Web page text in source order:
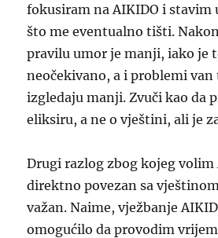
fokusiram na AIKIDO i stavim
što me eventualno tišti.
pravilu umor je manji, iakoje
neočekivano, a i problemi
izgledaju manji. Zvuči kao da
eliksiru, a ne o vještini, ali je
Drugi razlog zbog kojeg volim
direktno povezan sa
važan. Naime, vježbanje
omogućilo da provodim